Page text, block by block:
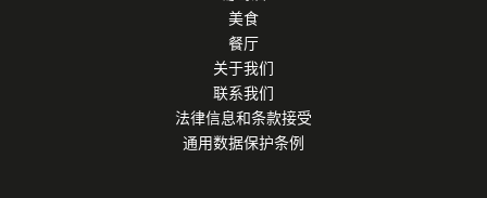
美食
餐厅
关于我们
联系我们
法律信息和条款接受
通用数据保护条例